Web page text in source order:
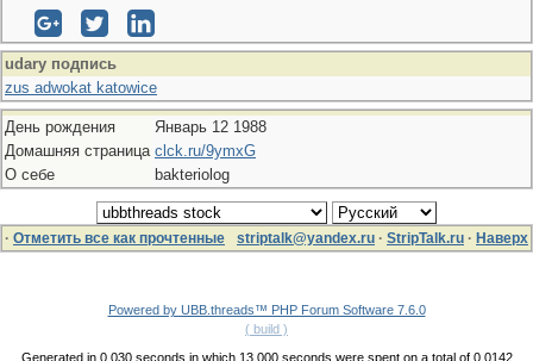
udary подпись
zus adwokat katowice
День рождения
Январь 12 1988
Домашняя страница clck.ru/9ymxG
О себе
bakteriolog
· Отметить все как прочтенные striptalk@yandex.ru · StripTalk.ru · Наверх
Powered by UBB.threads™ PHP Forum Software 7.6.0
( build )
Generated in 0.030 seconds in which 13.000 seconds were spent on a total of 0.0142